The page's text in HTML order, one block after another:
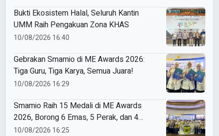
Bukti Ekosistem Halal, Seluruh Kantin
UMM Raih Pengakuan Zona KHAS
10/08/2026 16:40
Gebrakan Smamio di ME Awards 2026:
Tiga Guru, Tiga Karya, Semua Juara!
10/08/2026 16:29
Smamio Raih 15 Medali di ME Awards
2026, Borong 6 Emas, 5 Perak, dan 4
Perunggu
10/08/2026 16:25